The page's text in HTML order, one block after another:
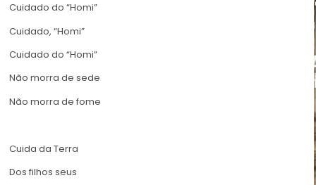
Cuidado do “Homi”
Cuidado, “Homi”
Cuidado do “Homi”
Não morra de sede
Não morra de fome
Cuida da Terra
Dos filhos seus